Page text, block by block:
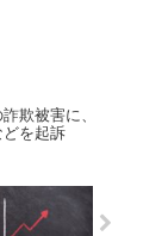
欺被害に、
を起訴